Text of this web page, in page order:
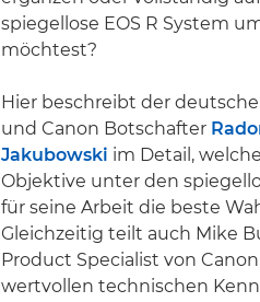
spiegellose EOS R System
möchtest?
Hier beschreibt der
und Canon Botschafter
Jakubowski im Detail,
Objektive unter den
für seine Arbeit die beste
Gleichzeitig teilt auch Mike
Product Specialist von
wertvollen technischen